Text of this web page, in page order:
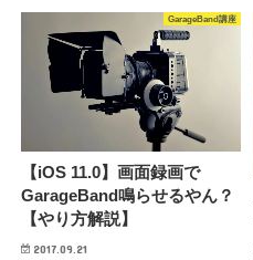
GarageBand講座
【iOS 11.0】画面録画で
GarageBand鳴らせるやん？
【やり方解説】
2017.09.21